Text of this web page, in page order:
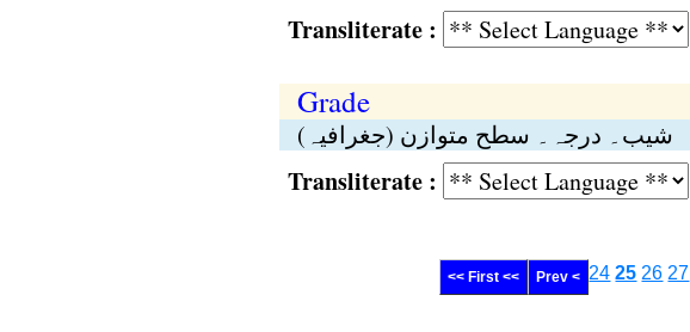
Transliterate :
Grade
شیب۔ درجہ۔ سطح متوازن (جغرافیہ)
Transliterate :
<< First << Prev < 24 25 26 27